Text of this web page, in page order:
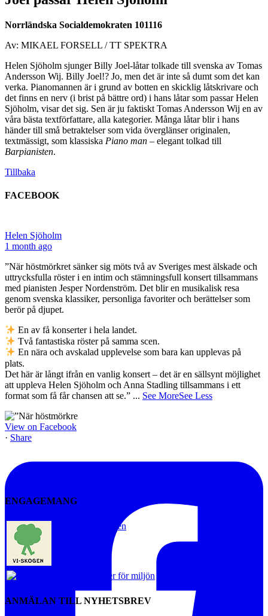
Norrländska Socialdemokraten 101116
Av: MIKAEL FORSELL / TT SPEKTRA
Helen Sjöholm sjunger Billy Joel-låtar tolkade till svenska av Tomas
Andersson Wij. Billy Joel!? Jo, men det är inte så dumt som det kan
verka. Pianomannen är i grund av botten en skicklig låtskrivare och
det finns en nerv (i brist på bättre ord) i hans låtar som passar Helen
Sjöholm, visar det sig. Sen är ju faktiskt Tomas Andersson Wij en av
våra bästa textförfattare, alla kategorier. Många låtar blir i hans
händer till små betraktelser som vida överglänser originalen,
textmässigt, som klassiska Piano man – elegant tolkad till
Barpianisten.
Tillbaka
FACEBOOK
Helen Sjöholm
1 month ago
”När höstmörkret sänker sig möts två av Sveriges mest älskade och
uttrycksfulla röster i en intim och stämningsfull konsert tillsammans
med pianisten Jesper Nordenström. Det blir en musikalisk resa
genom svenska klassiker, personliga favoriter och berättelser som
berör på djupet.
En av få konserter i hela landet.
Två fantastiska röster på samma scen.
En nära och avskalad upplevelse som bara kan upplevas på
plats.
Det här är långt ifrån en vanlig konsert – det är en sällsynt möjlighet
att uppleva Helen Sjöholm och Anna Stadling tillsammans i ett
format som få får chansen att se.” ... See MoreSee Less
View on Facebook
· Share
ENGAGEMANG
Vi-skogen
Artister för miljön
ANMÄLAN TILL NYHETSBREV